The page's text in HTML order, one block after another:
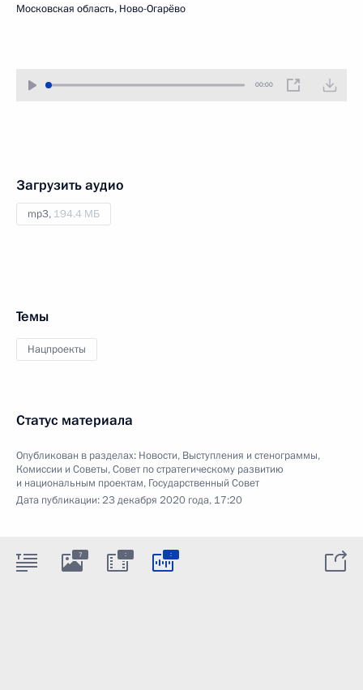
Московская область, Ново-Огарёво
00:00
Загрузить аудио
mp3, 194.4 МБ
Темы
Нацпроекты
Статус материала
Опубликован в разделах: Новости, Выступления и стенограммы,
Комиссии и Советы,Совет по стратегическому развитию
и национальным проектам, Государственный Совет
Дата публикации:23 декабря 2020 года, 17:20
7 : :